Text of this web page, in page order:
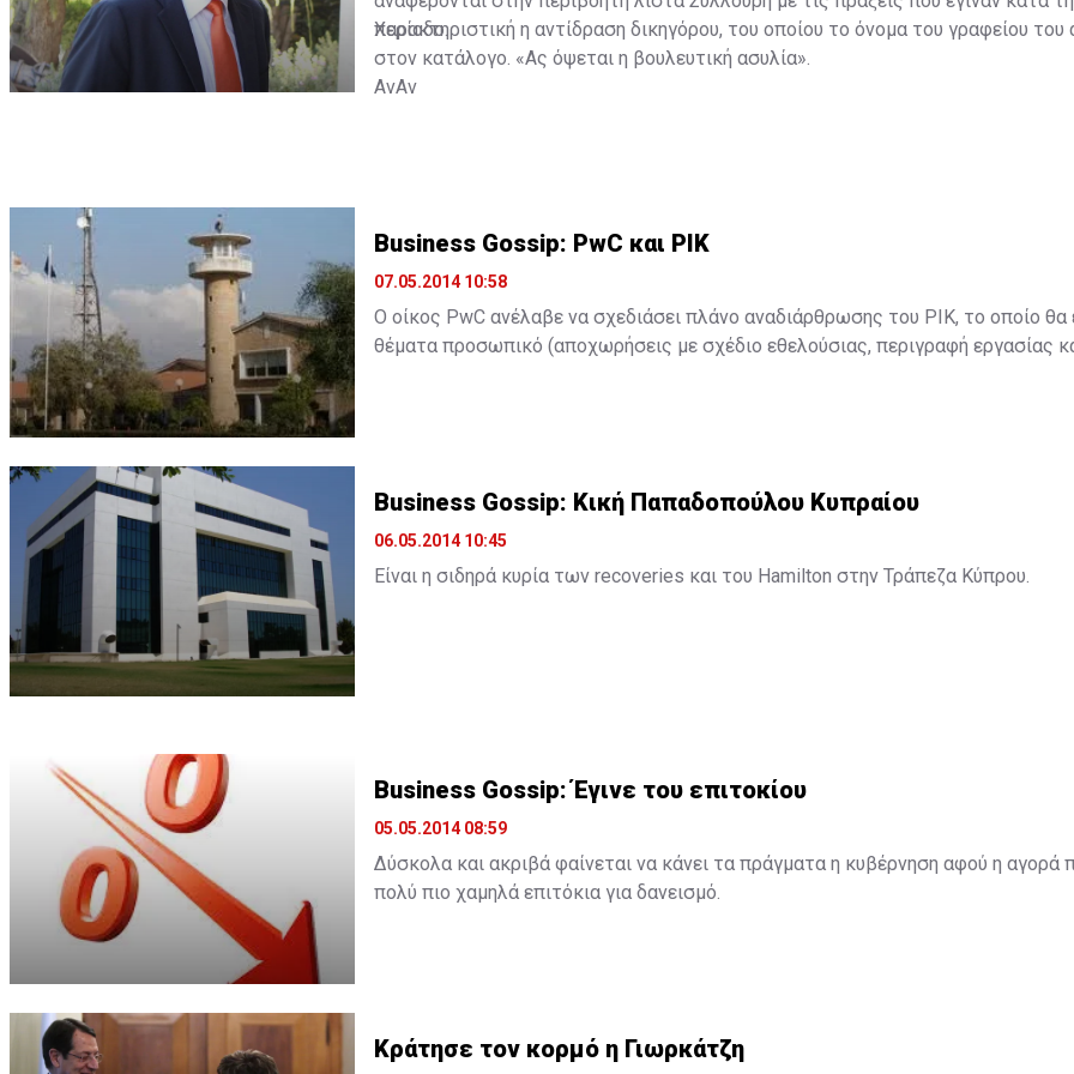
περίοδο.
Χαρακτηριστική η αντίδραση δικηγόρου, του οποίου το όνομα του γραφείου του
στον κατάλογο. «Ας όψεται η βουλευτική ασυλία».
ΑνΑν
Business Gossip: PwC και ΡΙΚ
07.05.2014 10:58
Ο οίκος PwC ανέλαβε να σχεδιάσει πλάνο αναδιάρθρωσης του ΡΙΚ, το οποίο θα
θέματα προσωπικό (αποχωρήσεις με σχέδιο εθελούσιας, περιγραφή εργασίας
αφορούν ΜΜΕ.
Business Gossip: Κική Παπαδοπούλου Κυπραίου
06.05.2014 10:45
Είναι η σιδηρά κυρία των recoveries και του Hamilton στην Τράπεζα Κύπρου.
Business Gossip: Έγινε του επιτοκίου
05.05.2014 08:59
Δύσκολα και ακριβά φαίνεται να κάνει τα πράγματα η κυβέρνηση αφού η αγορά
πολύ πιο χαμηλά επιτόκια για δανεισμό.
Είναι πάντως, αξιοσημείωτο ότι με την κρίση οι επιτήδειοι αυξήθηκαν σε
Κράτησε τον κορμό η Γιωρκάτζη